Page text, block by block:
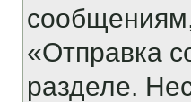
«Отправка
разделе.